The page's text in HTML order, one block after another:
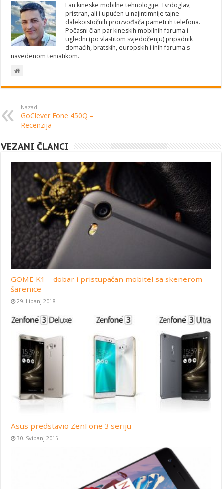
Fan kineske mobilne tehnologije. Tvrdoglav,
pristran, ali i upućen u najintimnije tajne
dalekoistočnih proizvođača pametnih telefona.
Počasni član par kineskih mobilnih foruma i
ugledni (po vlastitom svjedočenju) pripadnik
domaćih, bratskih, europskih i inih foruma s
navedenom tematikom.
Nazad
GoClever Fone 450Q –
Recenzija
VEZANI ČLANCI
GOME K1 – dobar i pristupačan mobitel sa skenerom
šarenice
29. Lipanj 2018
Asus predstavio ZenFone 3 seriju
30. Svibanj 2016